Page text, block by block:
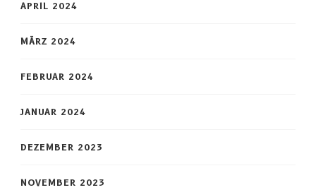
APRIL 2024
MÄRZ 2024
FEBRUAR 2024
JANUAR 2024
DEZEMBER 2023
NOVEMBER 2023